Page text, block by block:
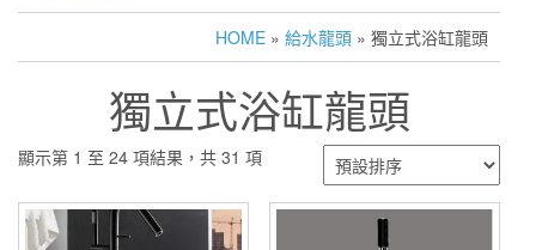
HOME » 給水龍頭 » 獨立式浴缸龍頭
獨立式浴缸龍頭
顯示第 1 至 24 項結果，共 31 項